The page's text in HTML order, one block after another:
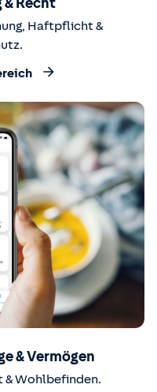
Haftpflicht &
& Vermögen
& Wohlbefinden.